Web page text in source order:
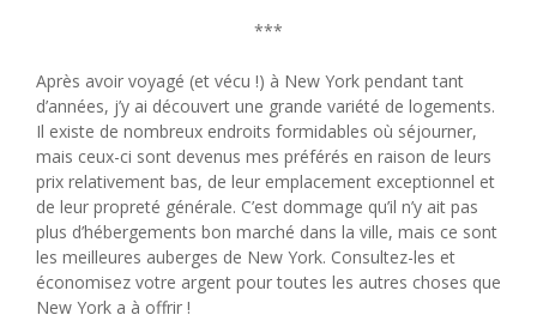
***
Après avoir voyagé (et vécu !) à New York pendant tant
d’années, j’y ai découvert une grande variété de logements.
Il existe de nombreux endroits formidables où séjourner,
mais ceux-ci sont devenus mes préférés en raison de leurs
prix relativement bas, de leur emplacement exceptionnel et
de leur propreté générale. C’est dommage qu’il n’y ait pas
plus d’hébergements bon marché dans la ville, mais ce sont
les meilleures auberges de New York. Consultez-les et
économisez votre argent pour toutes les autres choses que
New York a à offrir !